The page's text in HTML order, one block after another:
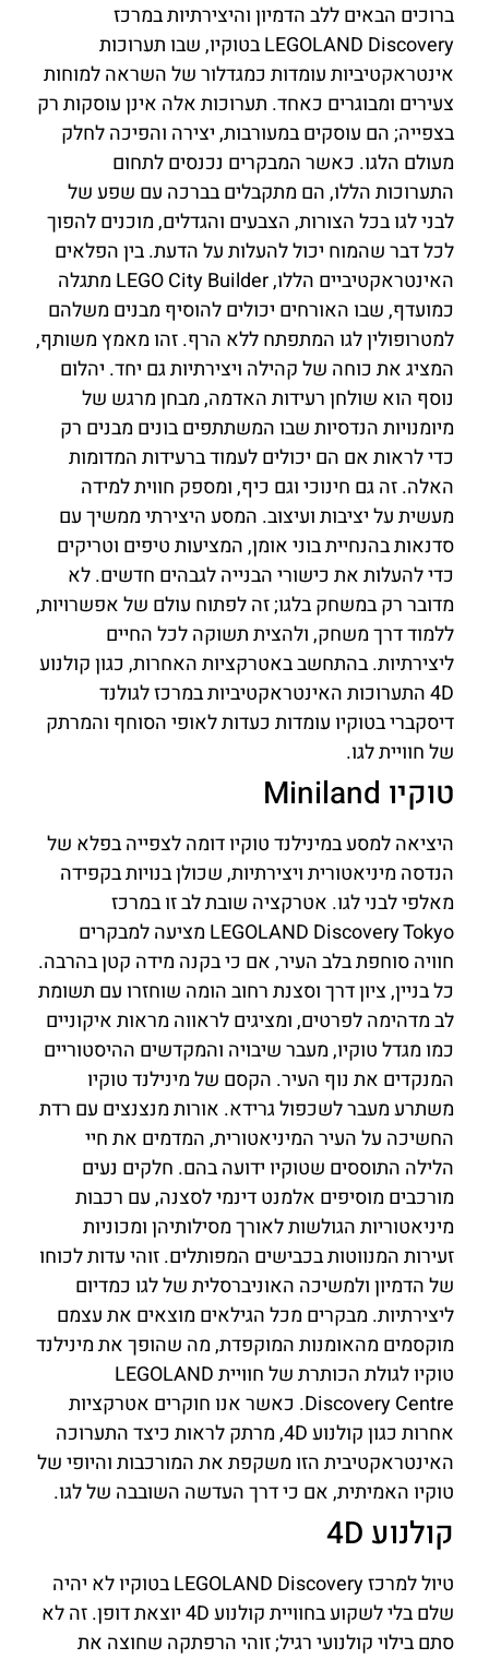
ברוכים הבאים ללב הדמיון והיצירתיות במרכז
LEGOLAND Discovery בטוקיו, שבו תערוכות
אינטראקטיביות עומדות כמגדלור של השראה למוחות
צעירים ומבוגרים כאחד. תערוכות אלה אינן עוסקות רק
בצפייה; הם עוסקים במעורבות, יצירה והפיכה לחלק
מעולם הלגו. כאשר המבקרים נכנסים לתחום
התערוכות הללו, הם מתקבלים בברכה עם שפע של
לבני לגו בכל הצורות, הצבעים והגדלים, מוכנים להפוך
לכל דבר שהמוח יכול להעלות על הדעת. בין הפלאים
האינטראקטיביים הללו, LEGO City Builder מתגלה
כמועדף, שבו האורחים יכולים להוסיף מבנים משלהם
למטרופולין לגו המתפתח ללא הרף. זהו מאמץ משותף,
המציג את כוחה של קהילה ויצירתיות גם יחד. יהלום
נוסף הוא שולחן רעידות האדמה, מבחן מרגש של
מיומנויות הנדסיות שבו המשתתפים בונים מבנים רק
כדי לראות אם הם יכולים לעמוד ברעידות המדומות
האלה. זה גם חינוכי וגם כיף, ומספק חווית למידה
מעשית על יציבות ועיצוב. המסע היצירתי ממשיך עם
סדנאות בהנחיית בוני אומן, המציעות טיפים וטריקים
כדי להעלות את כישורי הבנייה לגבהים חדשים. לא
מדובר רק במשחק בלגו; זה לפתוח עולם של אפשרויות,
ללמוד דרך משחק, ולהצית תשוקה לכל החיים
ליצירתיות. בהתחשב באטרקציות האחרות, כגון קולנוע
4D התערוכות האינטראקטיביות במרכז לגולנד
דיסקברי בטוקיו עומדות כעדות לאופי הסוחף והמרתק
של חוויית לגו.
טוקיו Miniland
היציאה למסע במינילנד טוקיו דומה לצפייה בפלא של
הנדסה מיניאטורית ויצירתיות, שכולן בנויות בקפידה
מאלפי לבני לגו. אטרקציה שובת לב זו במרכז
LEGOLAND Discovery Tokyo מציעה למבקרים
חוויה סוחפת בלב העיר, אם כי בקנה מידה קטן בהרבה.
כל בניין, ציון דרך וסצנת רחוב הומה שוחזרו עם תשומת
לב מדהימה לפרטים, ומציגים לראווה מראות איקוניים
כמו מגדל טוקיו, מעבר שיבויה והמקדשים ההיסטוריים
המנקדים את נוף העיר. הקסם של מינילנד טוקיו
משתרע מעבר לשכפול גרידא. אורות מנצנצים עם רדת
החשיכה על העיר המיניאטורית, המדמים את חיי
הלילה התוססים שטוקיו ידועה בהם. חלקים נעים
מורכבים מוסיפים אלמנט דינמי לסצנה, עם רכבות
מיניאטוריות הגולשות לאורך מסילותיהן ומכוניות
זעירות המנווטות בכבישים המפותלים. זוהי עדות לכוחו
של הדמיון ולמשיכה האוניברסלית של לגו כמדיום
ליצירתיות. מבקרים מכל הגילאים מוצאים את עצמם
מוקסמים מהאומנות המוקפדת, מה שהופך את מינילנד
טוקיו לגולת הכותרת של חוויית LEGOLAND
Discovery Centre. כאשר אנו חוקרים אטרקציות
אחרות כגון קולנוע 4D, מרתק לראות כיצד התערוכה
האינטראקטיבית הזו משקפת את המורכבות והיופי של
טוקיו האמיתית, אם כי דרך העדשה השובבה של לגו.
קולנוע 4D
טיול למרכז LEGOLAND Discovery בטוקיו לא יהיה
שלם בלי לשקוע בחוויית קולנוע 4D יוצאת דופן. זה לא
סתם בילוי קולנועי רגיל; זוהי הרפתקה שחוצה את